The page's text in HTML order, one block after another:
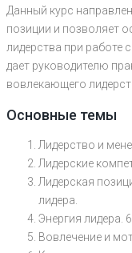
Данный курс
позиции и позволяет
лидерства при работе
дает руководителю
вовлекающего
Основные темы
Лидерство и
Лидерские
Лидерская
лидера.
Энергия лидера.
Вовлечение и